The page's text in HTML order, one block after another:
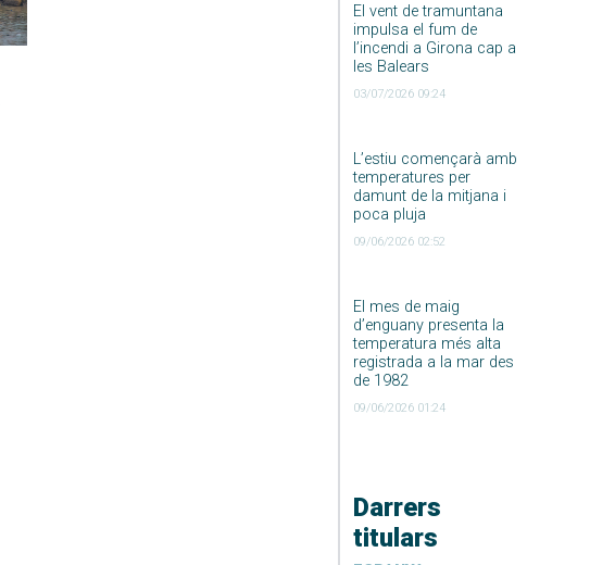
El vent de tramuntana
impulsa el fum de
l’incendi a Girona cap a
les Balears
03/07/2026 09:24
L’estiu començarà amb
temperatures per
damunt de la mitjana i
poca pluja
09/06/2026 02:52
El mes de maig
d’enguany presenta la
temperatura més alta
registrada a la mar des
de 1982
09/06/2026 01:24
Darrers
titulars